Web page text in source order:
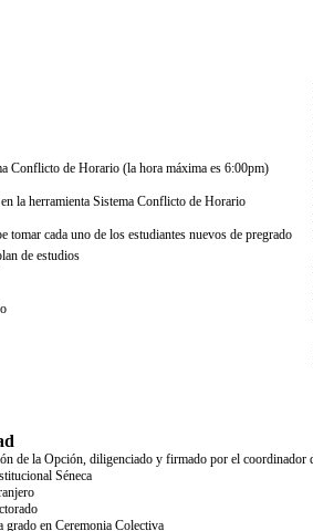
Conflicto de Horario (la hora máxima es 6:00pm)
la herramienta Sistema Conflicto de Horario
tomar cada uno de los estudiantes nuevos de pregrado
de estudios
de la Opción, diligenciado y firmado por el coordinador
Séneca
grado en Ceremonia Colectiva